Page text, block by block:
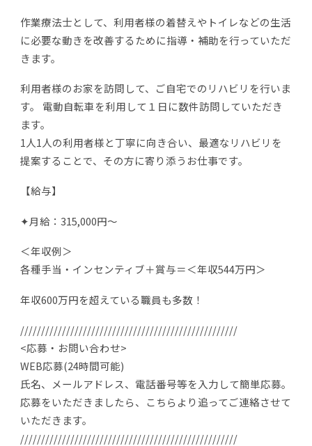
作業療法士として、利用者様の着替えやトイレなどの生活
に必要な動きを改善するために指導・補助を行っていただ
きます。
利用者様のお家を訪問して、ご自宅でのリハビリを行いま
す。 電動自転車を利用して１日に数件訪問していただき
ます。
1人1人の利用者様と丁寧に向き合い、最適なリハビリを
提案することで、その方に寄り添うお仕事です。
【給与】
✦月給：315,000円～
＜年収例＞
各種手当・インセンティブ＋賞与＝＜年収544万円＞
年収600万円を超えている職員も多数！
////////////////////////////////////////////////////
<応募・お問い合わせ>
WEB応募(24時間可能)
氏名、メールアドレス、電話番号等を入力して簡単応募。
応募をいただきましたら、こちらより追ってご連絡させて
いただきます。
////////////////////////////////////////////////////